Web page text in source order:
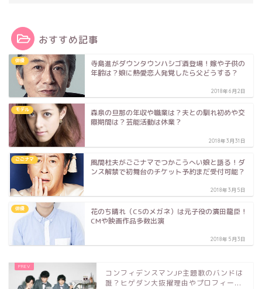
おすすめ記事
俳優
寺島進がダウンタウンハシゴ酒登場！嫁や子供の
年齢は？娘に熱愛恋人発覚したら父どうする？
2018年6月2日
モデル
森泉の旦那の年収や職業は？夫との馴れ初めや交
際期間は？芸能活動は休業？
2018年3月31日
ごごナマ
風間杜夫がごごナマでつかこうへい娘と語る！ダ
ンス解禁で初舞台のチケット予約まだ受付可能？
2018年3月5日
俳優
花のち晴れ（C5のメガネ）は元子役の濱田龍臣！
CMや映画作品多数出演
2018年5月3日
コンフィデンスマンJP主題歌のバンドは
誰？ヒゲダン大抜擢理由やプロフィー...